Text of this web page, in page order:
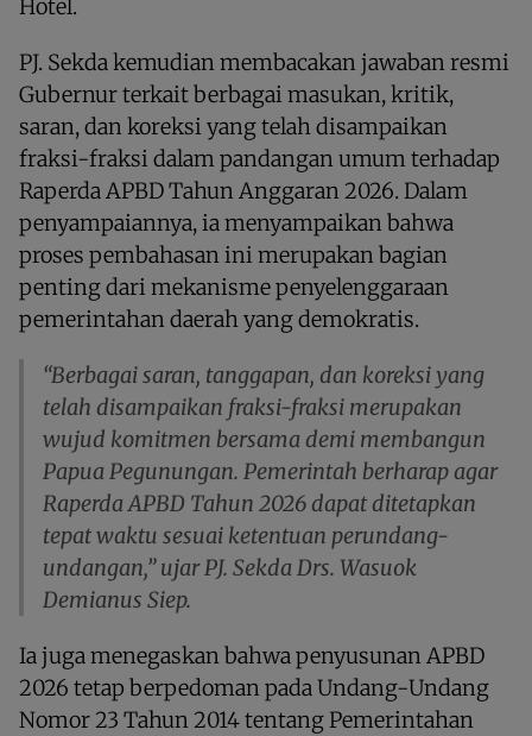
Hotel.
PJ. Sekda kemudian membacakan jawaban resmi
Gubernur terkait berbagai masukan, kritik,
saran, dan koreksi yang telah disampaikan
fraksi-fraksi dalam pandangan umum terhadap
Raperda APBD Tahun Anggaran 2026. Dalam
penyampaiannya, ia menyampaikan bahwa
proses pembahasan ini merupakan bagian
penting dari mekanisme penyelenggaraan
pemerintahan daerah yang demokratis.
“Berbagai saran, tanggapan, dan koreksi yang
telah disampaikan fraksi-fraksi merupakan
wujud komitmen bersama demi membangun
Papua Pegunungan. Pemerintah berharap agar
Raperda APBD Tahun 2026 dapat ditetapkan
tepat waktu sesuai ketentuan perundang-
undangan,” ujar PJ. Sekda Drs. Wasuok
Demianus Siep.
Ia juga menegaskan bahwa penyusunan APBD
2026 tetap berpedoman pada Undang-Undang
Nomor 23 Tahun 2014 tentang Pemerintahan